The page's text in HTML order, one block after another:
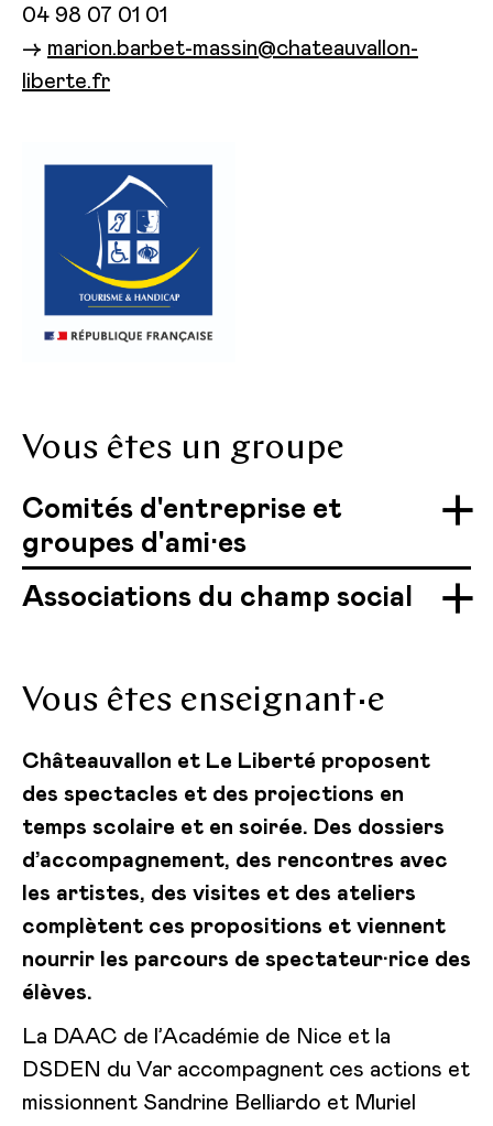
04 98 07 01 01
→ marion.barbet-massin@chateauvallon-
liberte.fr
Vous êtes un groupe
Comités d'entreprise et
groupes d'ami·es
Associations du champ social
Vous êtes enseignant·e
Châteauvallon et Le Liberté proposent
des spectacles et des projections en
temps scolaire et en soirée. Des dossiers
d’accompagnement, des rencontres avec
les artistes, des visites et des ateliers
complètent ces propositions et viennent
nourrir les parcours de spectateur·rice des
élèves.
La DAAC de l’Académie de Nice et la
DSDEN du Var accompagnent ces actions et
missionnent Sandrine Belliardo et Muriel